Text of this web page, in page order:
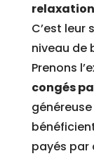
relaxation
C’est leur
niveau de
Prenons
congés
généreuse
payés par